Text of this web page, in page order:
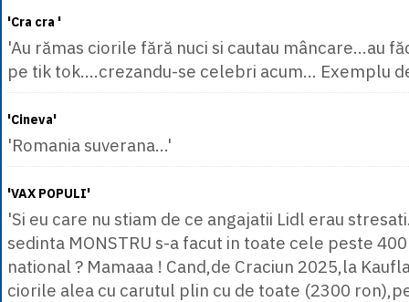
'Cra cra '
'Au rămas ciorile fără nuci si cautau mâncare...au
pe tik tok....crezandu-se celebri acum... Exemplu
'Cineva'
'Romania suverana...'
'VAX POPULI'
'Si eu care nu stiam de ce angajatii Lidl erau
sedinta MONSTRU s-a facut in toate cele peste
national ? Mamaaa ! Cand,de Craciun 2025,la
ciorile alea cu carutul plin cu de toate (2300